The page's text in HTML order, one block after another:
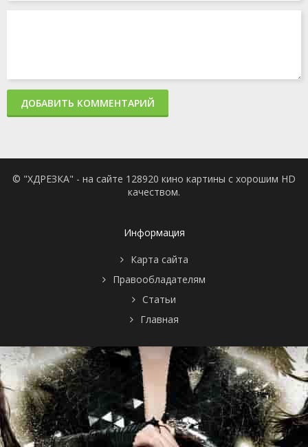
ДОБАВИТЬ КОММЕНТАРИЙ
© "ХДРЕЗКА" - на сайте 128920 кино картины с хорошим HD
качеством.
Информация
Карта сайта
Правообладателям
Статьи
Главная